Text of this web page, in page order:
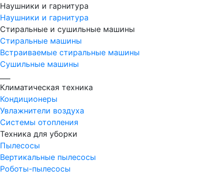
Наушники и гарнитура
Наушники и гарнитура
Стиральные и сушильные машины
Стиральные машины
Встраиваемые стиральные машины
Сушильные машины
Климатическая техника
Кондиционеры
Увлажнители воздуха
Системы отопления
Техника для уборки
Пылесосы
Вертикальные пылесосы
Роботы-пылесосы